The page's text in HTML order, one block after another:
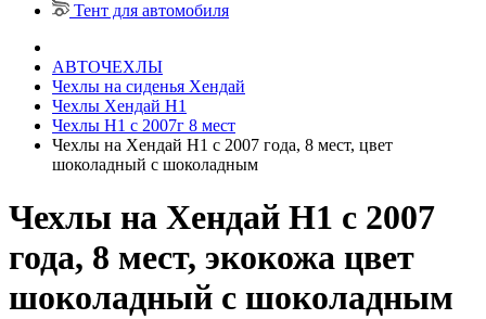
Тент для автомобиля
АВТОЧЕХЛЫ
Чехлы на сиденья Хендай
Чехлы Хендай Н1
Чехлы Н1 с 2007г 8 мест
Чехлы на Хендай Н1 с 2007 года, 8 мест, цвет
шоколадный с шоколадным
Чехлы на Хендай Н1 с 2007
года, 8 мест, экокожа цвет
шоколадный с шоколадным